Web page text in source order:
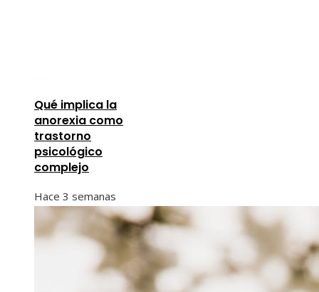
Qué implica la
anorexia como
trastorno
psicológico
complejo
Hace 3 semanas